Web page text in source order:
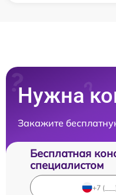
Нужна
Закажите
Бесплатная
специалистом